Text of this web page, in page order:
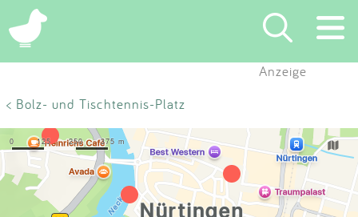
×
Suchen
Eintragen
App
Anzeige
< Bolz- und Tischtennis-Platz